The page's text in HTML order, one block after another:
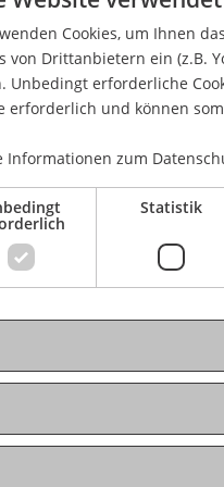
- 15.30 Uhr,
eine Präsentation
und
teilzunehmen.
international höchst
dürfen. Dr. Hevner
Sciences an der
T. March, Jinsoo
in Information
einflussreichsten
Cookies, um Ihnen
von Drittanbietern ein (z.B.
Unbedingt erforderliche
erforderlich und können
Informationen zum
Statistik